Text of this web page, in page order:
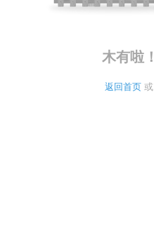
木有啦！
返回首页 或